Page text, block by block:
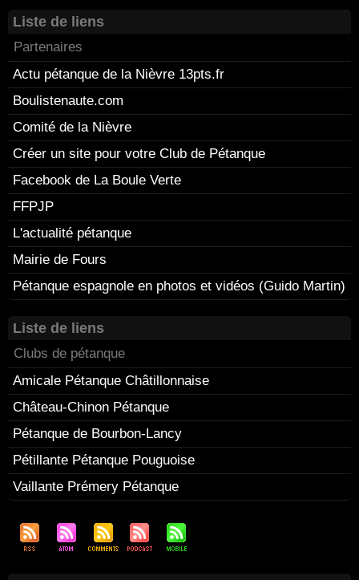
Liste de liens
Partenaires
Actu pétanque de la Nièvre 13pts.fr
Boulistenaute.com
Comité de la Nièvre
Créer un site pour votre Club de Pétanque
Facebook de La Boule Verte
FFPJP
L'actualité pétanque
Mairie de Fours
Pétanque espagnole en photos et vidéos (Guido Martin)
Liste de liens
Clubs de pétanque
Amicale Pétanque Châtillonnaise
Château-Chinon Pétanque
Pétanque de Bourbon-Lancy
Pétillante Pétanque Pouguoise
Vaillante Prémery Pétanque